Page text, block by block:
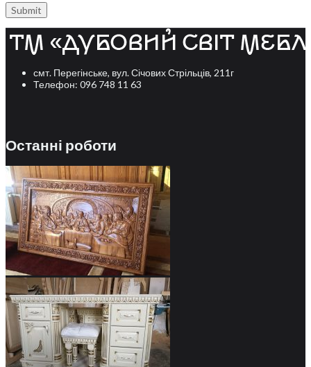
смт. Перегінське, вул. Січових Стрільців, 211г
Телефон: 096 748 11 63
Останні роботи